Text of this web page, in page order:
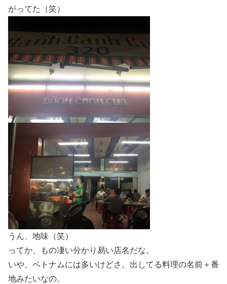
がってた（笑）
うん、地味（笑）
ってか、もの凄い分かり易い店名だな。
いや、ベトナムには多いけどさ。出してる料理の名前＋番
地みたいなの。